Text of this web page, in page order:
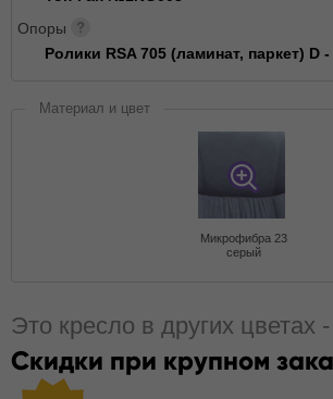
Опоры
Ролики RSA 705 (ламинат, паркет) D
Материал и цвет
Микрофибра 23
серый
Это кресло в других цветах -
Скидки при крупном